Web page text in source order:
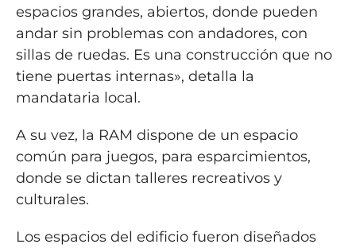
espacios grandes, abiertos, donde pueden
andar sin problemas con andadores, con
sillas de ruedas. Es una construcción que no
tiene puertas internas», detalla la
mandataria local.
A su vez, la RAM dispone de un espacio
común para juegos, para esparcimientos,
donde se dictan talleres recreativos y
culturales.
Los espacios del edificio fueron diseñados